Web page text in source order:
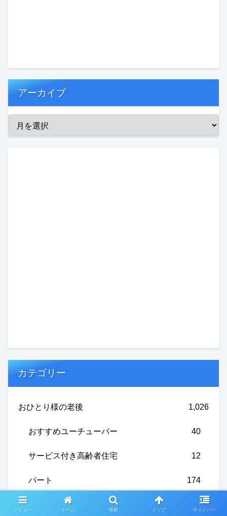
アーカイブ
カテゴリー
おひとり様の老後 1,026
おすすめユーチューバー 40
サービス付き高齢者住宅 12
パート 174
31
メニュー ホーム 検索 トップ サイドバー